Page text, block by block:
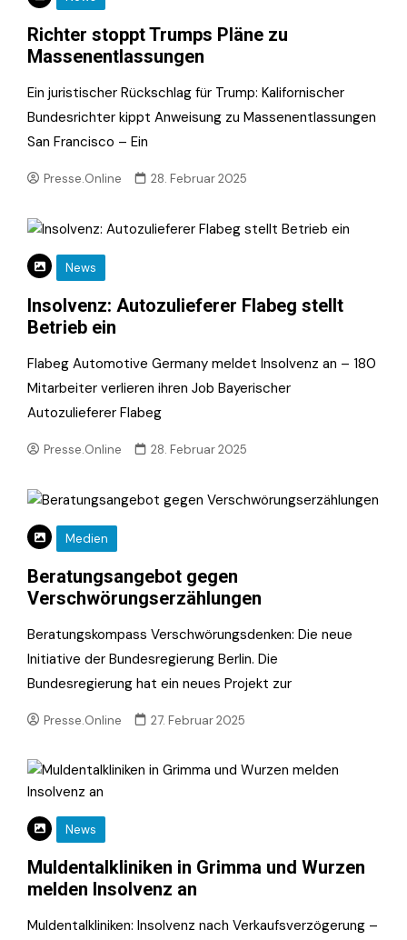
Richter stoppt Trumps Pläne zu
Massenentlassungen
Ein juristischer Rückschlag für Trump: Kalifornischer
Bundesrichter kippt Anweisung zu Massenentlassungen
San Francisco – Ein
Presse.Online 28. Februar 2025
News
Insolvenz: Autozulieferer Flabeg stellt
Betrieb ein
Flabeg Automotive Germany meldet Insolvenz an – 180
Mitarbeiter verlieren ihren Job Bayerischer
Autozulieferer Flabeg
Presse.Online 28. Februar 2025
Medien
Beratungsangebot gegen
Verschwörungserzählungen
Beratungskompass Verschwörungsdenken: Die neue
Initiative der Bundesregierung Berlin. Die
Bundesregierung hat ein neues Projekt zur
Presse.Online 27. Februar 2025
News
Muldentalkliniken in Grimma und Wurzen
melden Insolvenz an
Muldentalkliniken: Insolvenz nach Verkaufsverzögerung –